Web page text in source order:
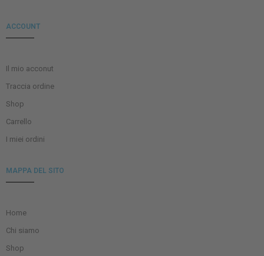
ACCOUNT
Il mio acconut
Traccia ordine
Shop
Carrello
I miei ordini
MAPPA DEL SITO
Home
Chi siamo
Shop